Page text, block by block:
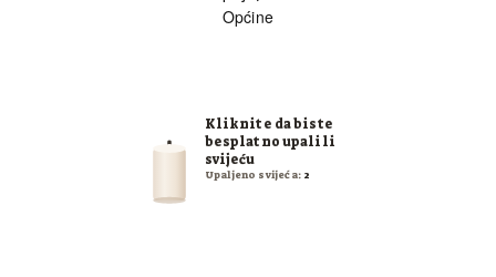
Općine
Kliknite da biste
besplatno upalili
svijeću
Upaljeno svijeća: 2